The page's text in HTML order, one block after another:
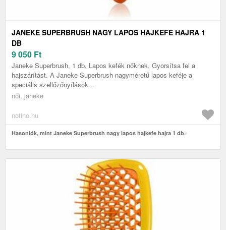
JANEKE SUPERBRUSH NAGY LAPOS HAJKEFE HAJRA 1
DB
9 050 Ft
Janeke Superbrush, 1 db, Lapos kefék nőknek, Gyorsítsa fel a
hajszárítást. A Janeke Superbrush nagyméretű lapos keféje a
speciális szellőzőnyílások...
női, janeke
notino.hu
Hasonlók, mint Janeke Superbrush nagy lapos hajkefe hajra 1 db